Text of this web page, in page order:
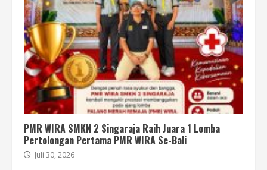
PMR WIRA SMKN 2 Singaraja Raih Juara 1 Lomba
Pertolongan Pertama PMR WIRA Se-Bali
Juli 30, 2026